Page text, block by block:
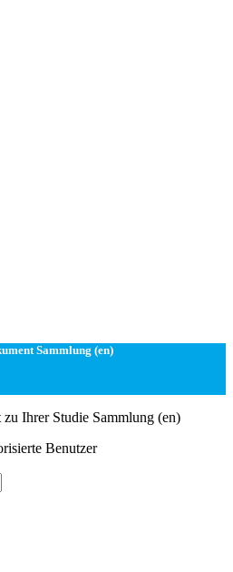
Sammlung (en)
Ihrer Studie Sammlung (en)
Benutzer